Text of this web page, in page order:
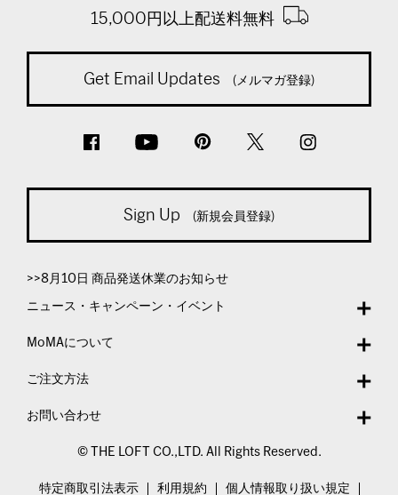
15,000円以上配送料無料
Get Email Updates (メルマガ登録)
Sign Up (新規会員登録)
>>8月10日 商品発送休業のお知らせ
ニュース・キャンペーン・イベント
MoMAについて
ご注文方法
お問い合わせ
© THE LOFT CO.,LTD. All Rights Reserved.
特定商取引法表示 利用規約 個人情報取り扱い規定